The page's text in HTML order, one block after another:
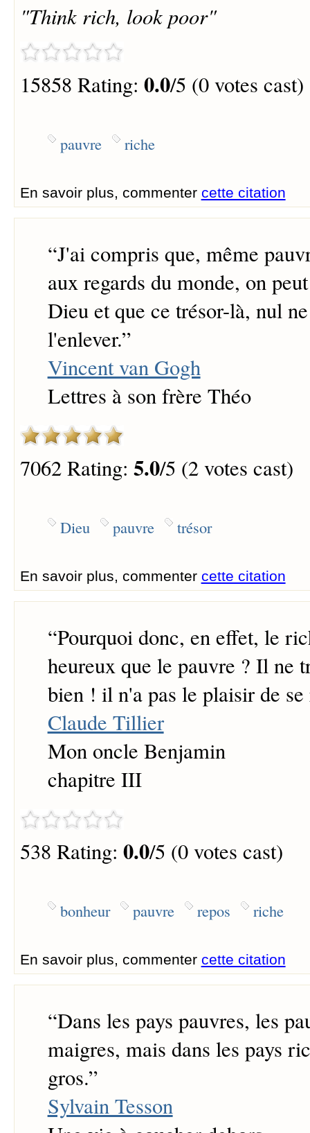
"Think rich, look poor"
15858 Rating: 0.0/5 (0 votes cast)
pauvre riche
En savoir plus, commenter cette citation
“J'ai compris que, même
aux regards du monde, on
Dieu et que ce trésor-là, nul
l'enlever.”
Vincent van Gogh
Lettres à son frère Théo
7062 Rating: 5.0/5 (2 votes cast)
Dieu pauvre trésor
En savoir plus, commenter cette citation
“Pourquoi donc, en effet, le
heureux que le pauvre ? Il ne
bien ! il n'a pas le plaisir de se
Claude Tillier
Mon oncle Benjamin
chapitre III
538 Rating: 0.0/5 (0 votes cast)
bonheur pauvre repos riche
En savoir plus, commenter cette citation
“Dans les pays pauvres, les
maigres, mais dans les pays
gros.”
Sylvain Tesson